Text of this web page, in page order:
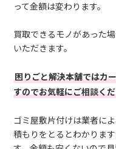
って金額は変わります。
買取できるモノがあった
いただきます。
困りごと解決本舗ではカ
すのでお気軽にご相談く
ゴミ屋敷片付けは業者に
積もりをとるとわかりま